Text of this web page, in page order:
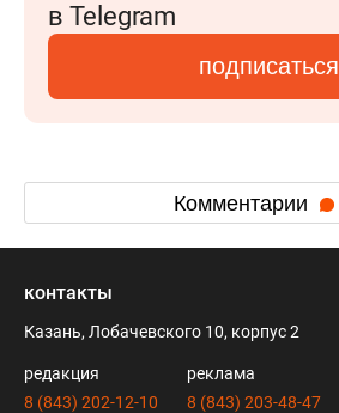
в Telegram
подписаться
Комментарии
контакты
Казань, Лобачевского 10, корпус 2
редакция
8 (843) 202-12-10
реклама
8 (843) 203-48-47